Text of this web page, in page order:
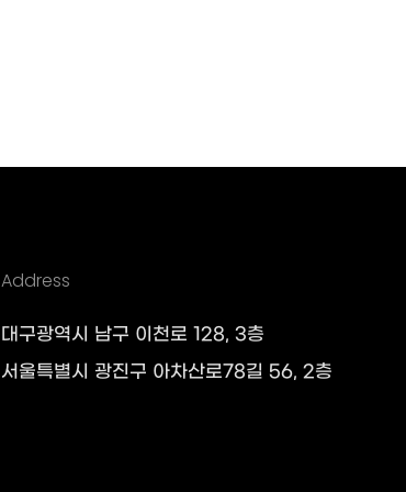
Address
대구광역시 남구 이천로 128, 3층
서울특별시 광진구 아차산로78길 56, 2층